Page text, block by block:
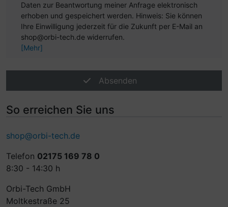
Daten zur Beantwortung meiner Anfrage elektronisch
erhoben und gespeichert werden. Hinweis: Sie können
Ihre Einwilligung jederzeit für die Zukunft per E-Mail an
shop@orbi-tech.de widerrufen.
[Mehr]
Absenden
So erreichen Sie uns
shop@orbi-tech.de
Telefon 02175 169 78 0
8:30 - 14:30 h
Orbi-Tech GmbH
Moltkestraße 25